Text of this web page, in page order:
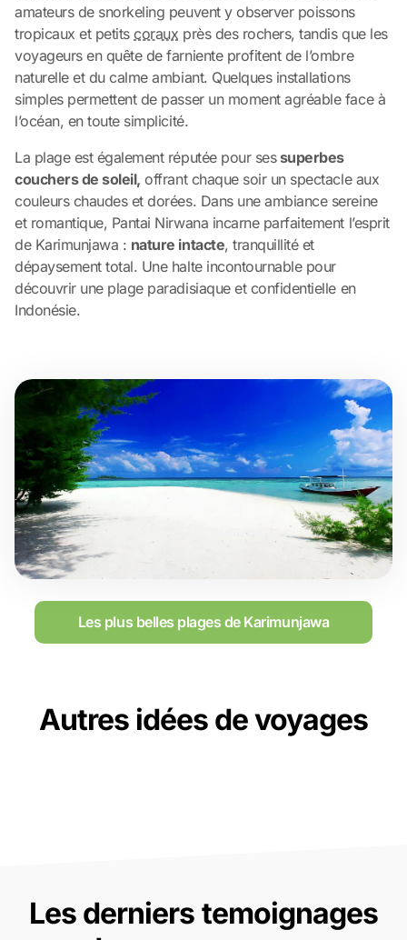
amateurs de snorkeling peuvent y observer poissons
tropicaux et petitscoraux près des rochers, tandis que les
voyageurs en quête de farniente profitent de l’ombre
naturelle et du calme ambiant. Quelques installations
simples permettent de passer un moment agréable face à
l’océan, en toute simplicité.
La plage est également réputée pour sessuperbes
couchers de soleil, offrant chaque soir un spectacle aux
couleurs chaudes et dorées. Dans une ambiance sereine
et romantique, Pantai Nirwana incarne parfaitement l’esprit
de Karimunjawa : nature intacte, tranquillité et
dépaysement total. Une halte incontournable pour
découvrir une plage paradisiaque et confidentielle en
Indonésie.
Les plus belles plages de Karimunjawa
Autres idées de voyages
Les derniers temoignages